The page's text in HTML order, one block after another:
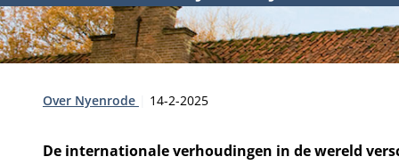
Type:
Over Nyenrode Publicatiedatum:
14-2-2025
De internationale verhoudingen in de wereld